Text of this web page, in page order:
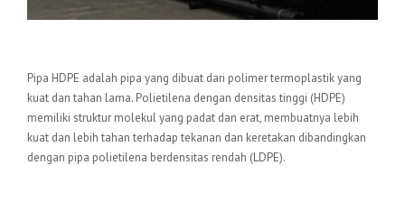
Pipa HDPE adalah pipa yang dibuat dari polimer termoplastik yang
kuat dan tahan lama. Polietilena dengan densitas tinggi (HDPE)
memiliki struktur molekul yang padat dan erat, membuatnya lebih
kuat dan lebih tahan terhadap tekanan dan keretakan dibandingkan
dengan pipa polietilena berdensitas rendah (LDPE).